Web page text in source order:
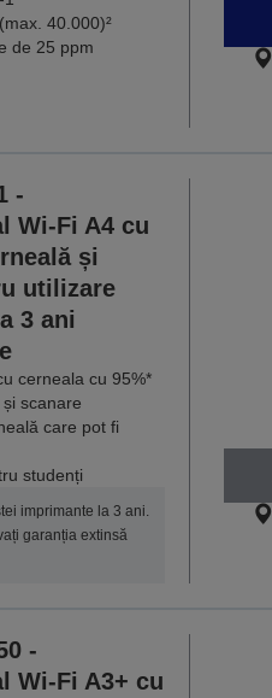
40.000)²
de 25 ppm
-
Wi-Fi A4 cu
și
utilizare
3 ani
cerneala cu 95%*
scanare
care pot fi
studenți
imprimante la 3 ani.
garanția extinsă
-
Wi-Fi A3+ cu